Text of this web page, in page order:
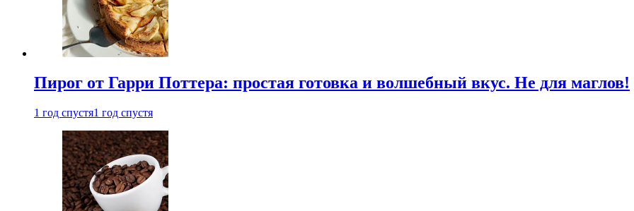
Пирог от Гарри Поттера: простая готовка и волшебный вкус. Не для маглов!
1 год спустя1 год спустя